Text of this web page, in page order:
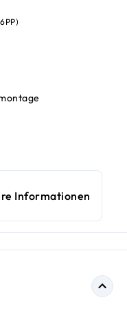
Unmanaged PoE+-
Informationen